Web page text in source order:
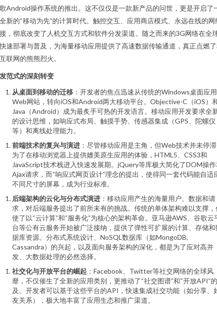
Android操作系统的推出。这不仅仅是一款新产品的问世，更是开启了
新的“移动为先”的计算时代。触控交互、应用商店模式、永远在线的网
，彻底改变了人机交互方式和软件分发渠道。随之而来的3G网络在全
速部署与普及，为海量移动应用提供了高速数据传输通道，真正点燃
联网的熊熊烈火。
范式的深刻转变
从桌面到移动的迁移 ：开发者的焦点迅速从传统的Windows桌面应
Web网站，转向iOS和Android两大移动平台。Objective-C（iOS）
Java（Android）成为最炙手可热的开发语言。移动应用开发要求全
的设计思维，如响应式布局、触摸手势、传感器集成（GPS、陀螺仪
等）和离线处理能力。
前端技术的复兴与演进 ：尽管移动应用是主角，但Web技术并未停
为了在移动浏览器上提供媲美原生应用的体验，HTML5、CSS3和
JavaScript技术栈进入快速发展期。jQuery等库极大简化了DOM操
Ajax请求，而“响应式网页设计”理念的提出，使得同一套代码能自适
不同尺寸的屏幕，成为行业标准。
后端架构的云化与分布式演进 ：移动应用产生的海量用户、数据和请
求，对后端服务提出了前所未有的挑战。传统的单体架构难以支撑，
使了以“云计算”和“服务化”为核心的架构革命。亚马逊AWS、谷歌云
台等公有云服务开始被广泛接纳，提供了弹性可扩展的计算、存储和
据库资源。分布式系统设计、NoSQL数据库（如MongoDB,
Cassandra）的兴起，以及面向服务架构的深化，都是为了应对高并
发、大数据处理的必然选择。
社交化与开放平台的崛起 ：Facebook、Twitter等社交网络的全球风
靡，不仅催生了全新的应用类别，更推动了“社交图谱”和“开放API”
及。开发者可以基于这些平台的API，快速集成社交功能（如分享、
友关系），极大地丰富了应用生态和推广渠道。